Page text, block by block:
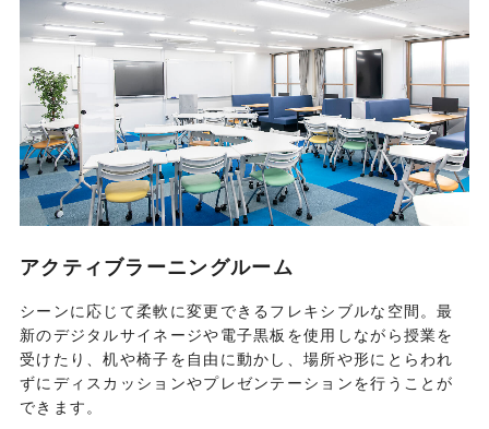
アクティブラーニングルーム
シーンに応じて柔軟に変更できるフレキシブルな空間。最
新のデジタルサイネージや電子黒板を使用しながら授業を
受けたり、机や椅子を自由に動かし、場所や形にとらわれ
ずにディスカッションやプレゼンテーションを行うことが
できます。